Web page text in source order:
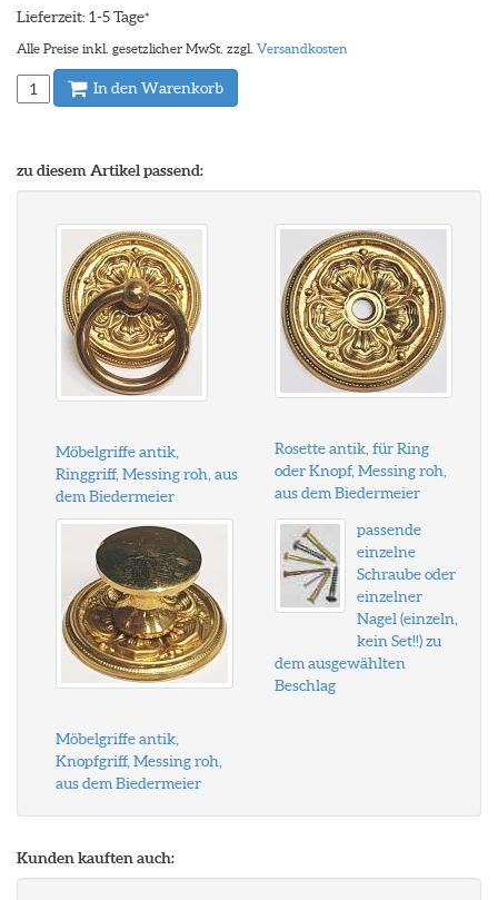
Lieferzeit: 1-5 Tage*
Alle Preise inkl. gesetzlicher MwSt. zzgl. Versandkosten
In den Warenkorb
zu diesem Artikel passend:
Möbelgriffe antik,
Ringgriff, Messing roh, aus
dem Biedermeier
Rosette antik, für Ring
oder Knopf, Messing roh,
aus dem Biedermeier
Möbelgriffe antik,
Knopfgriff, Messing roh,
aus dem Biedermeier
passende
einzelne
Schraube oder
einzelner
Nagel (einzeln,
kein Set!!) zu
dem ausgewählten
Beschlag
Kunden kauften auch: